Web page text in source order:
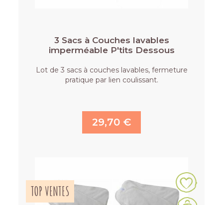
3 Sacs à Couches lavables
imperméable P'tits Dessous
Lot de 3 sacs à couches lavables, fermeture
pratique par lien coulissant.
29,70 €
TOP VENTES